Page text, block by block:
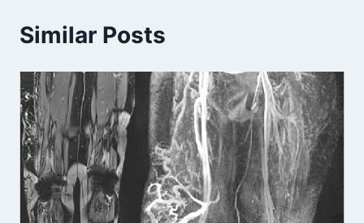
Similar Posts